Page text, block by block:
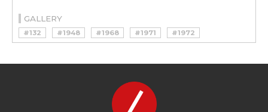
GALLERY
#132 #1948 #1968 #1971
#1972
#200
#2CV #AUDI
#BORA
#GT4
#MASERATI
#PEUGEOT
#PSA